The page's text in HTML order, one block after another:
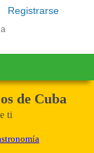
Registrarse
de Cuba
ti